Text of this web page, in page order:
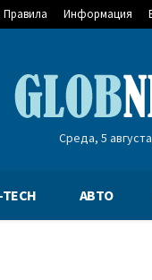
Правила Информация
Среда, 5
АВТО